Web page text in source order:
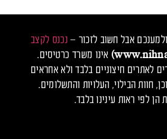
אבל חשוב לזכור – נכנס לקצב
אינו משרד כרטיסים.
לאתרים חיצוניים בלבד ולא אחראים
חוות הבילוי, העלויות והתשלומים.
הן לפי ראות עינינו בלבד.